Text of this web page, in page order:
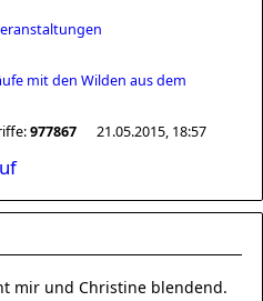
mit den Wilden aus dem
977867 21.05.2015, 18:57
mir und Christine blendend.